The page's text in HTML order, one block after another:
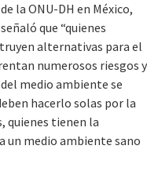
la ONU-DH en México,
que “quienes
alternativas para el
numerosos riesgos y
medio ambiente se
hacerlo solas por la
quienes tienen la
un medio ambiente sano